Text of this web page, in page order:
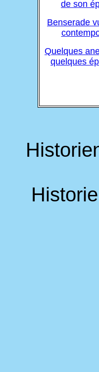
de son
Benserade
Quelques
quelques